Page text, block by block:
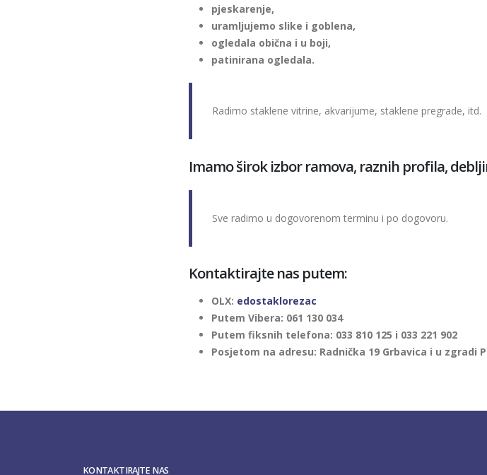
pjeskarenje,
uramljujemo slike i goblena,
ogledala obična i u boji,
patinirana ogledala.
Radimo staklene vitrine, akvarijume, staklene pregrade, itd.
Imamo širok izbor ramova, raznih profila,
Sve radimo u dogovorenom terminu i po dogovoru.
Kontaktirajte nas putem:
OLX: edostaklorezac
Putem Vibera: 061 130 034
Putem fiksnih telefona: 033 810 125 i 033 221 902
Posjetom na adresu: Radnička 19 Grbavica i u zgradi
KONTAKTIRAJTE NAS